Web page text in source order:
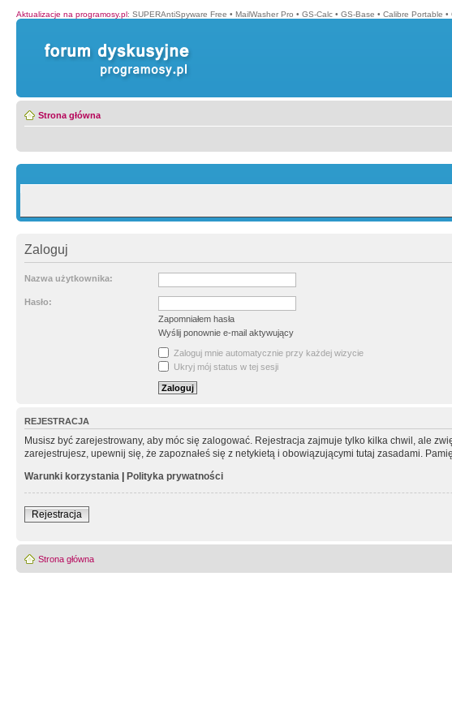
Aktualizacje na programosy.pl: SUPERAntiSpyware Free • MailWasher Pro • GS-Calc • GS-Base • Calibre Portable •
Strona główna
Zaloguj
Nazwa użytkownika:
Hasło:
Zapomniałem hasła
Wyślij ponownie e-mail aktywujący
Zaloguj mnie automatycznie przy każdej wizycie
Ukryj mój status w tej sesji
REJESTRACJA
Musisz być zarejestrowany, aby móc się zalogować. Rejestracja zajmuje tylko kilka chwil, ale
zarejestrujesz, upewnij się, że zapoznałeś się z netykietą i obowiązującymi tutaj zasadami.
Warunki korzystania | Polityka prywatności
Rejestracja
Strona główna